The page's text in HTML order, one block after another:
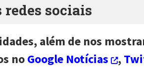
sociais
além de nos
noGoogle Notícias ,